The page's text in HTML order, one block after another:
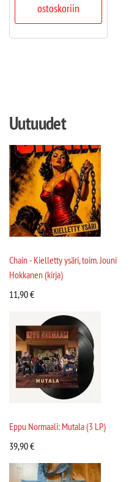
ostoskoriin
Uutuudet
Chain - Kielletty ysäri, toim. Jouni
Hokkanen (kirja)
11,90€
Eppu Normaali: Mutala (3 LP)
39,90€